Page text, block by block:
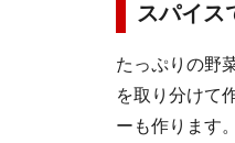
スパイス
たっぷりの野
を取り分けて
ーも作ります